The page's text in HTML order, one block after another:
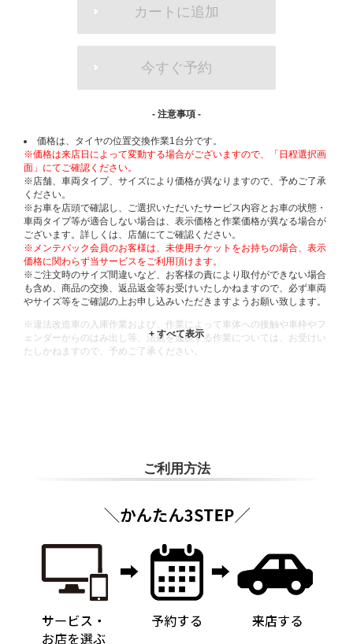
OPTIONS
カートに追加
今すぐ予約
- 注意事項 -
価格は、タイヤの位置交換作業1台分です。
※価格は来店日によって変動する場合がございますので、「日程選択画
面」にてご確認ください。
※店舗、車両タイプ、サイズにより価格が異なりますので、予めご了承
ください。
※お車を店頭で確認し、ご選択いただいたサービス内容とお車の状態・
車両タイプ等が適合しない場合は、表示価格と作業価格が異なる場合が
ございます。詳しくは、店舗にてご確認ください。
※メンテパック会員のお客様は、未使用チケットをお持ちの場合、表示
価格に関わらず当サービスをご利用頂けます。
※ご注文時のサイズ間違いなど、お客様の責により取付ができない場合
も含め、商品の交換、返品返金等お受けいたしかねますので、必ず車両
やサイズ等をご確認の上お申し込みいただきますようお願い致します。
※違法改造車の入庫作業および、作業によって車体への接触や車枠やフ
ェンダーからのはみ出し等、法規を逸脱する作業については、お受けい
たしかねますので、予めご了承ください。
ご利用方法